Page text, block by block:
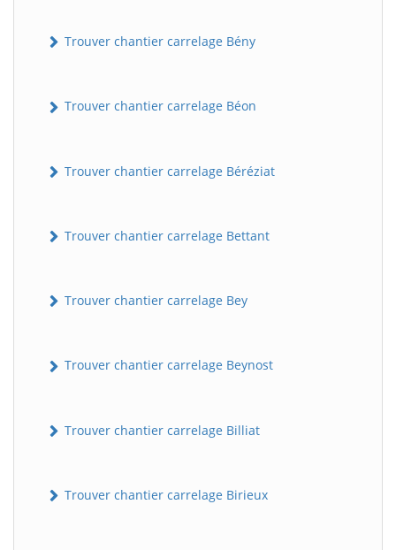
Trouver chantier carrelage Bény
Trouver chantier carrelage Béon
Trouver chantier carrelage Béréziat
Trouver chantier carrelage Bettant
Trouver chantier carrelage Bey
Trouver chantier carrelage Beynost
Trouver chantier carrelage Billiat
Trouver chantier carrelage Birieux